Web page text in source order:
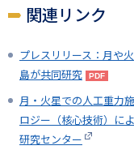
関連リンク
プレスリリース：月や
島が共同研究
月・火星での人工重力
ロジー（核心技術）に
研究センター